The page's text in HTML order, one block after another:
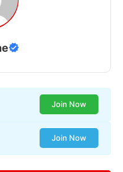
Join Now
Join Now